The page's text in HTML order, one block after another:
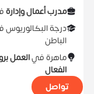
مدرب أعمال وإدارة
درجة البكالوريوس
الباطن
ماهرة فيالعمل
الفعال
تواصل